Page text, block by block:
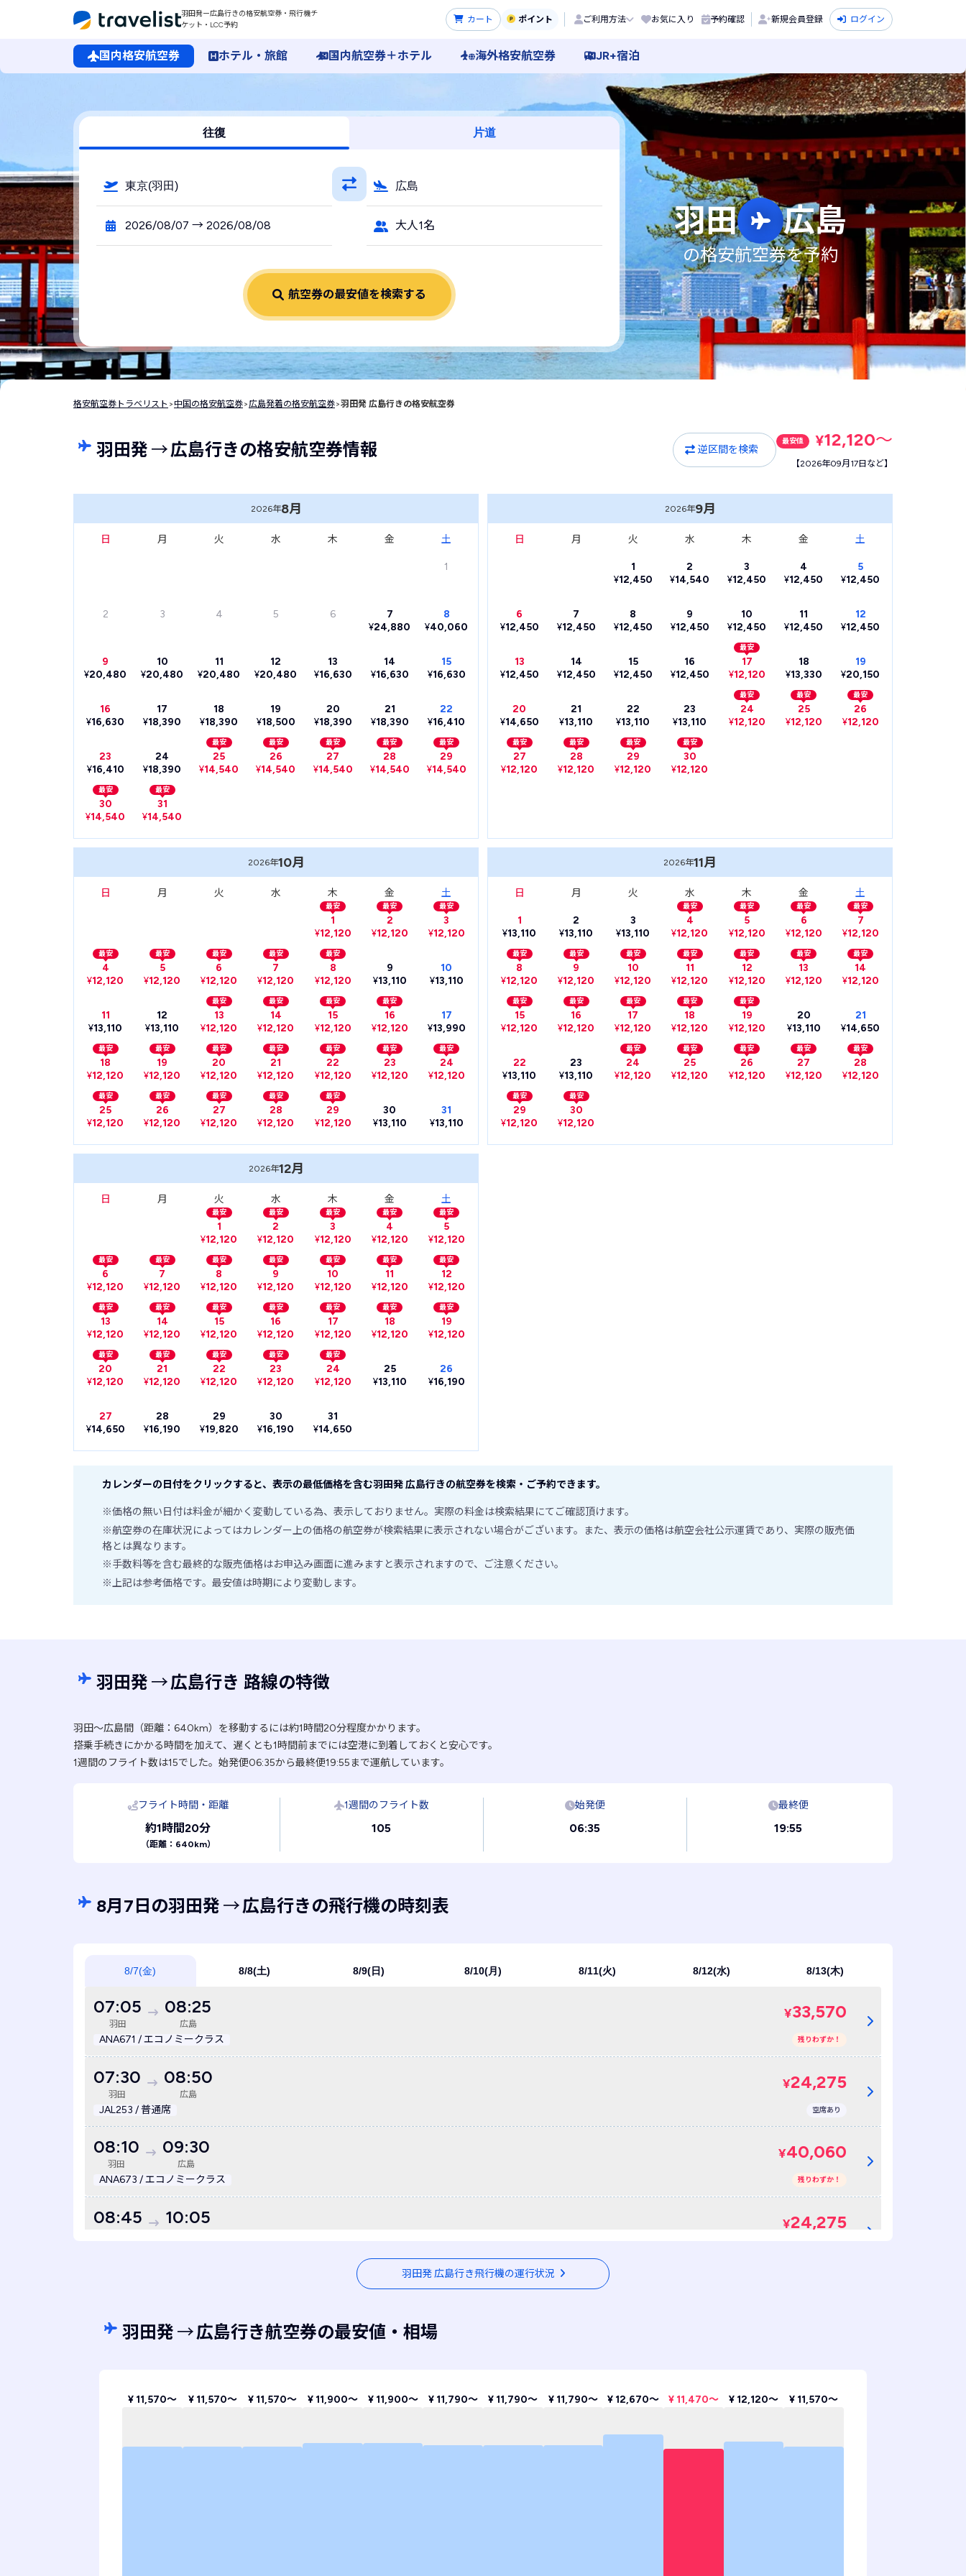
羽田発ー広島行きの格安航空券・飛行機チ
ケット・LCC予約
カート ポイント ご利用方法 お気に入り 予約確認 新規会員登録 ログイン
国内格安航空券 ホテル・旅館 国内航空券＋ホテル 海外格安航空券
JR+宿泊
羽田空港発→広島空港行きの格安航空券・飛行機・LCC予約
往復 片道
東京(羽田) 広島
2026/08/07 → 2026/08/08 大人1名
航空券の最安値を検索する
羽田 広島
の格安航空券を予約
格安航空券トラベリスト >中国の格安航空券>広島発着の格安航空券>羽田発 広島行きの格安航空券
羽田発 →広島行きの格安航空券情報 逆区間を検索
最安値 ¥12,120〜
【2026年09月17日など】
2026年8月
日 月 火 水 木 金 土
1
2 3 4 5 6
7
¥24,880
8
¥40,060
9
¥20,480
10
¥20,480
11
¥20,480
12
¥20,480
13
¥16,630
14
¥16,630
15
¥16,630
16
¥16,630
17
¥18,390
18
¥18,390
19
¥18,500
20
¥18,390
21
¥18,390
22
¥16,410
23
¥16,410
24
¥18,390
最安
25
¥14,540
最安
26
¥14,540
最安
27
¥14,540
最安
28
¥14,540
最安
29
¥14,540
最安
30
¥14,540
最安
31
¥14,540
2026年9月
日 月 火 水 木 金 土
1
¥12,450
2
¥14,540
3
¥12,450
4
¥12,450
5
¥12,450
6
¥12,450
7
¥12,450
8
¥12,450
9
¥12,450
10
¥12,450
11
¥12,450
12
¥12,450
13
¥12,450
14
¥12,450
15
¥12,450
16
¥12,450
最安
17
¥12,120
18
¥13,330
19
¥20,150
20
¥14,650
21
¥13,110
22
¥13,110
23
¥13,110
最安
24
¥12,120
最安
25
¥12,120
最安
26
¥12,120
最安
27
¥12,120
最安
28
¥12,120
最安
29
¥12,120
最安
30
¥12,120
2026年10月
日 月 火 水 木 金 土
最安
1
¥12,120
最安
2
¥12,120
最安
3
¥12,120
最安
4
¥12,120
最安
5
¥12,120
最安
6
¥12,120
最安
7
¥12,120
最安
8
¥12,120
9
¥13,110
10
¥13,110
11
¥13,110
12
¥13,110
最安
13
¥12,120
最安
14
¥12,120
最安
15
¥12,120
最安
16
¥12,120
17
¥13,990
最安
18
¥12,120
最安
19
¥12,120
最安
20
¥12,120
最安
21
¥12,120
最安
22
¥12,120
最安
23
¥12,120
最安
24
¥12,120
最安
25
¥12,120
最安
26
¥12,120
最安
27
¥12,120
最安
28
¥12,120
最安
29
¥12,120
30
¥13,110
31
¥13,110
2026年11月
日 月 火 水 木 金 土
1
¥13,110
2
¥13,110
3
¥13,110
最安
4
¥12,120
最安
5
¥12,120
最安
6
¥12,120
最安
7
¥12,120
最安
8
¥12,120
最安
9
¥12,120
最安
10
¥12,120
最安
11
¥12,120
最安
12
¥12,120
最安
13
¥12,120
最安
14
¥12,120
最安
15
¥12,120
最安
16
¥12,120
最安
17
¥12,120
最安
18
¥12,120
最安
19
¥12,120
20
¥13,110
21
¥14,650
22
¥13,110
23
¥13,110
最安
24
¥12,120
最安
25
¥12,120
最安
26
¥12,120
最安
27
¥12,120
最安
28
¥12,120
最安
29
¥12,120
最安
30
¥12,120
2026年12月
日 月 火 水 木 金 土
最安
1
¥12,120
最安
2
¥12,120
最安
3
¥12,120
最安
4
¥12,120
最安
5
¥12,120
最安
6
¥12,120
最安
7
¥12,120
最安
8
¥12,120
最安
9
¥12,120
最安
10
¥12,120
最安
11
¥12,120
最安
12
¥12,120
最安
13
¥12,120
最安
14
¥12,120
最安
15
¥12,120
最安
16
¥12,120
最安
17
¥12,120
最安
18
¥12,120
最安
19
¥12,120
最安
20
¥12,120
最安
21
¥12,120
最安
22
¥12,120
最安
23
¥12,120
最安
24
¥12,120
25
¥13,110
26
¥16,190
27
¥14,650
28
¥16,190
29
¥19,820
30
¥16,190
31
¥14,650
カレンダーの日付をクリックすると、表示の最低価格を含む羽田発 広島行きの航空券を検索・ご予約できます。
※価格の無い日付は料金が細かく変動している為、表示しておりません。実際の料金は検索結果にてご確認頂けます。
※航空券の在庫状況によってはカレンダー上の価格の航空券が検索結果に表示されない場合がございます。また、表示の価格は航空会社公示運賃であり、実際の販売価
格とは異なります。
※手数料等を含む最終的な販売価格はお申込み画面に進みますと表示されますので、ご注意ください。
※上記は参考価格です。最安値は時期により変動します。
羽田発 →広島行き 路線の特徴
羽田〜広島間（距離：640km）を移動するには約1時間20分程度かかります。
搭乗手続きにかかる時間を加えて、遅くとも1時間前までには空港に到着しておくと安心です。
1週間のフライト数は15でした。始発便06:35から最終便19:55まで運航しています。
フライト時間・距離
約1時間20分
（距離：640km）
1週間のフライト数
105
始発便
06:35
最終便
19:55
8月7日の羽田発 →広島行きの飛行機の時刻表
8/7(金) 8/8(土) 8/9(日) 8/10(月) 8/11(火) 8/12(水) 8/13(木)
07:05
羽田
08:25
広島
ANA671 / エコノミークラス
¥33,570
残りわずか！
07:30
羽田
08:50
広島
JAL253 / 普通席
¥24,275
空席あり
08:10
羽田
09:30
広島
ANA673 / エコノミークラス
¥40,060
残りわずか！
08:45 10:05 ¥24,275
羽田発 広島行き飛行機の運行状況
羽田発 →広島行き航空券の最安値・相場
¥ 11,570〜 ¥ 11,570〜 ¥ 11,570〜 ¥ 11,900〜 ¥ 11,900〜 ¥ 11,790〜 ¥ 11,790〜 ¥ 11,790〜 ¥ 12,670〜 ¥ 11,470〜 ¥ 12,120〜 ¥ 11,570〜